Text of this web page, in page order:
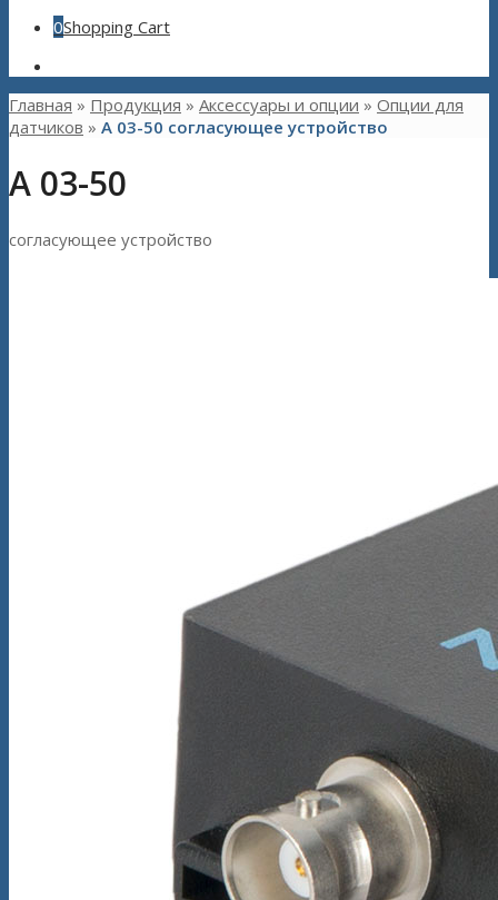
0Shopping Cart
Главная » Продукция » Aксессуары и опции » Опции для
датчиков » А 03-50 согласующее устройство
А 03-50
согласующее устройство